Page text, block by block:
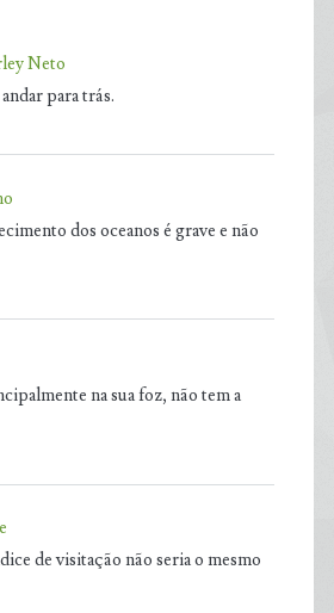
Neto
para trás.
dos oceanos é grave e não
na sua foz, não tem a
de visitação não seria o mesmo